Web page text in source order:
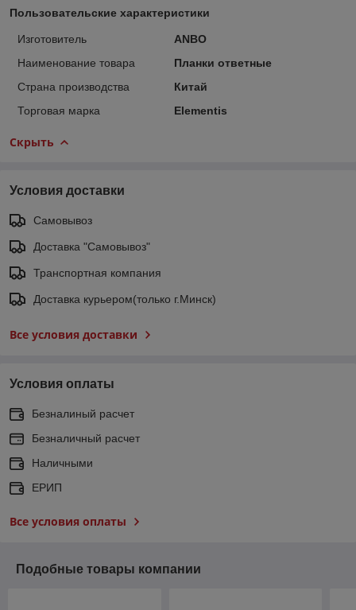
Пользовательские характеристики
Изготовитель
ANBO
Наименование товара
Планки ответные
Страна производства
Китай
Торговая марка
Elementis
Скрыть
Условия доставки
Самовывоз
Доставка "Самовывоз"
Транспортная компания
Доставка курьером(только г.Минск)
Все условия доставки
Условия оплаты
Безналиный расчет
Безналичный расчет
Наличными
ЕРИП
Все условия оплаты
Подобные товары компании